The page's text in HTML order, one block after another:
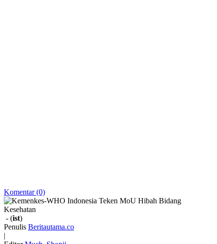
Komentar (0)
- (ist)
Penulis Beritautama.co
|